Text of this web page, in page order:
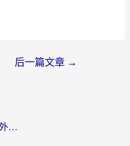
后一篇文章 →
雷神手游和sixfast哪个好？海外党亲测3款回国加速器，教你选对不踩坑